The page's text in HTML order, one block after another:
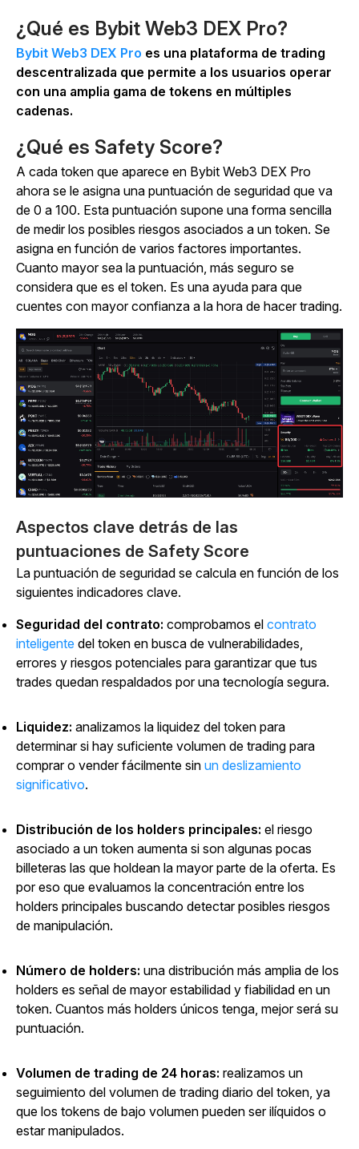
¿Qué es Bybit Web3 DEX Pro?
Bybit Web3 DEX Pro es una plataforma de trading
descentralizada que permite a los usuarios operar
con una amplia gama de tokens en múltiples
cadenas.
¿Qué es Safety Score?
A cada token que aparece en Bybit Web3 DEX Pro
ahora se le asigna una puntuación de seguridad que va
de 0 a 100. Esta puntuación supone una forma sencilla
de medir los posibles riesgos asociados a un token. Se
asigna en función de varios factores importantes.
Cuanto mayor sea la puntuación, más seguro se
considera que es el token. Es una ayuda para que
cuentes con mayor confianza a la hora de hacer trading.
Aspectos clave detrás de las
puntuaciones de Safety Score
La puntuación de seguridad se calcula en función de los
siguientes indicadores clave.
Seguridad del contrato: comprobamos el contrato
inteligente del token en busca de vulnerabilidades,
errores y riesgos potenciales para garantizar que tus
trades quedan respaldados por una tecnología segura.
Liquidez: analizamos la liquidez del token para
determinar si hay suficiente volumen de trading para
comprar o vender fácilmente sin un deslizamiento
significativo.
Distribución de los holders principales: el riesgo
asociado a un token aumenta si son algunas pocas
billeteras las que holdean la mayor parte de la oferta. Es
por eso que evaluamos la concentración entre los
holders principales buscando detectar posibles riesgos
de manipulación.
Número de holders: una distribución más amplia de los
holders es señal de mayor estabilidad y fiabilidad en un
token. Cuantos más holders únicos tenga, mejor será su
puntuación.
Volumen de trading de 24 horas: realizamos un
seguimiento del volumen de trading diario del token, ya
que los tokens de bajo volumen pueden ser ilíquidos o
estar manipulados.